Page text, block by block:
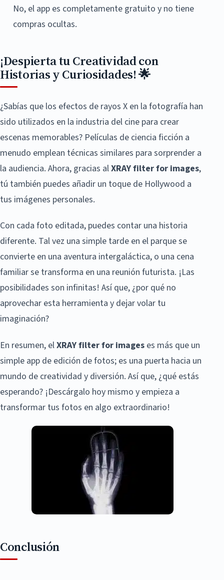
No, el app es completamente gratuito y no tiene
compras ocultas.
¡Despierta tu Creatividad con
Historias y Curiosidades! 🌟
¿Sabías que los efectos de rayos X en la fotografía han
sido utilizados en la industria del cine para crear
escenas memorables? Películas de ciencia ficción a
menudo emplean técnicas similares para sorprender a
la audiencia. Ahora, gracias alXRAY filter for images,
tú también puedes añadir un toque de Hollywood a
tus imágenes personales.
Con cada foto editada, puedes contar una historia
diferente. Tal vez una simple tarde en el parque se
convierte en una aventura intergaláctica, o una cena
familiar se transforma en una reunión futurista. ¡Las
posibilidades son infinitas! Así que, ¿por qué no
aprovechar esta herramienta y dejar volar tu
imaginación?
En resumen, elXRAY filter for images es más que un
simple app de edición de fotos; es una puerta hacia un
mundo de creatividad y diversión. Así que, ¿qué estás
esperando? ¡Descárgalo hoy mismo y empieza a
transformar tus fotos en algo extraordinario!
Conclusión